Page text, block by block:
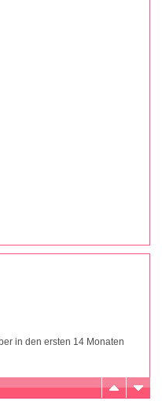
in den ersten 14 Monaten